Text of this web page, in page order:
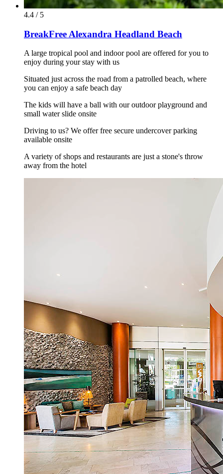
4.4 / 5
BreakFree Alexandra Headland Beach
A large tropical pool and indoor pool are offered for you to
enjoy during your stay with us
Situated just across the road from a patrolled beach, where
you can enjoy a safe beach day
The kids will have a ball with our outdoor playground and
small water slide onsite
Driving to us? We offer free secure undercover parking
available onsite
A variety of shops and restaurants are just a stone's throw
away from the hotel